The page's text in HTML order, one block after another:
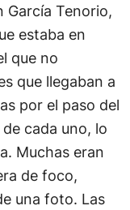
García Tenorio,
estaba en
que no
que llegaban a
por el paso del
cada uno, lo
Muchas eran
de foco,
una foto. Las